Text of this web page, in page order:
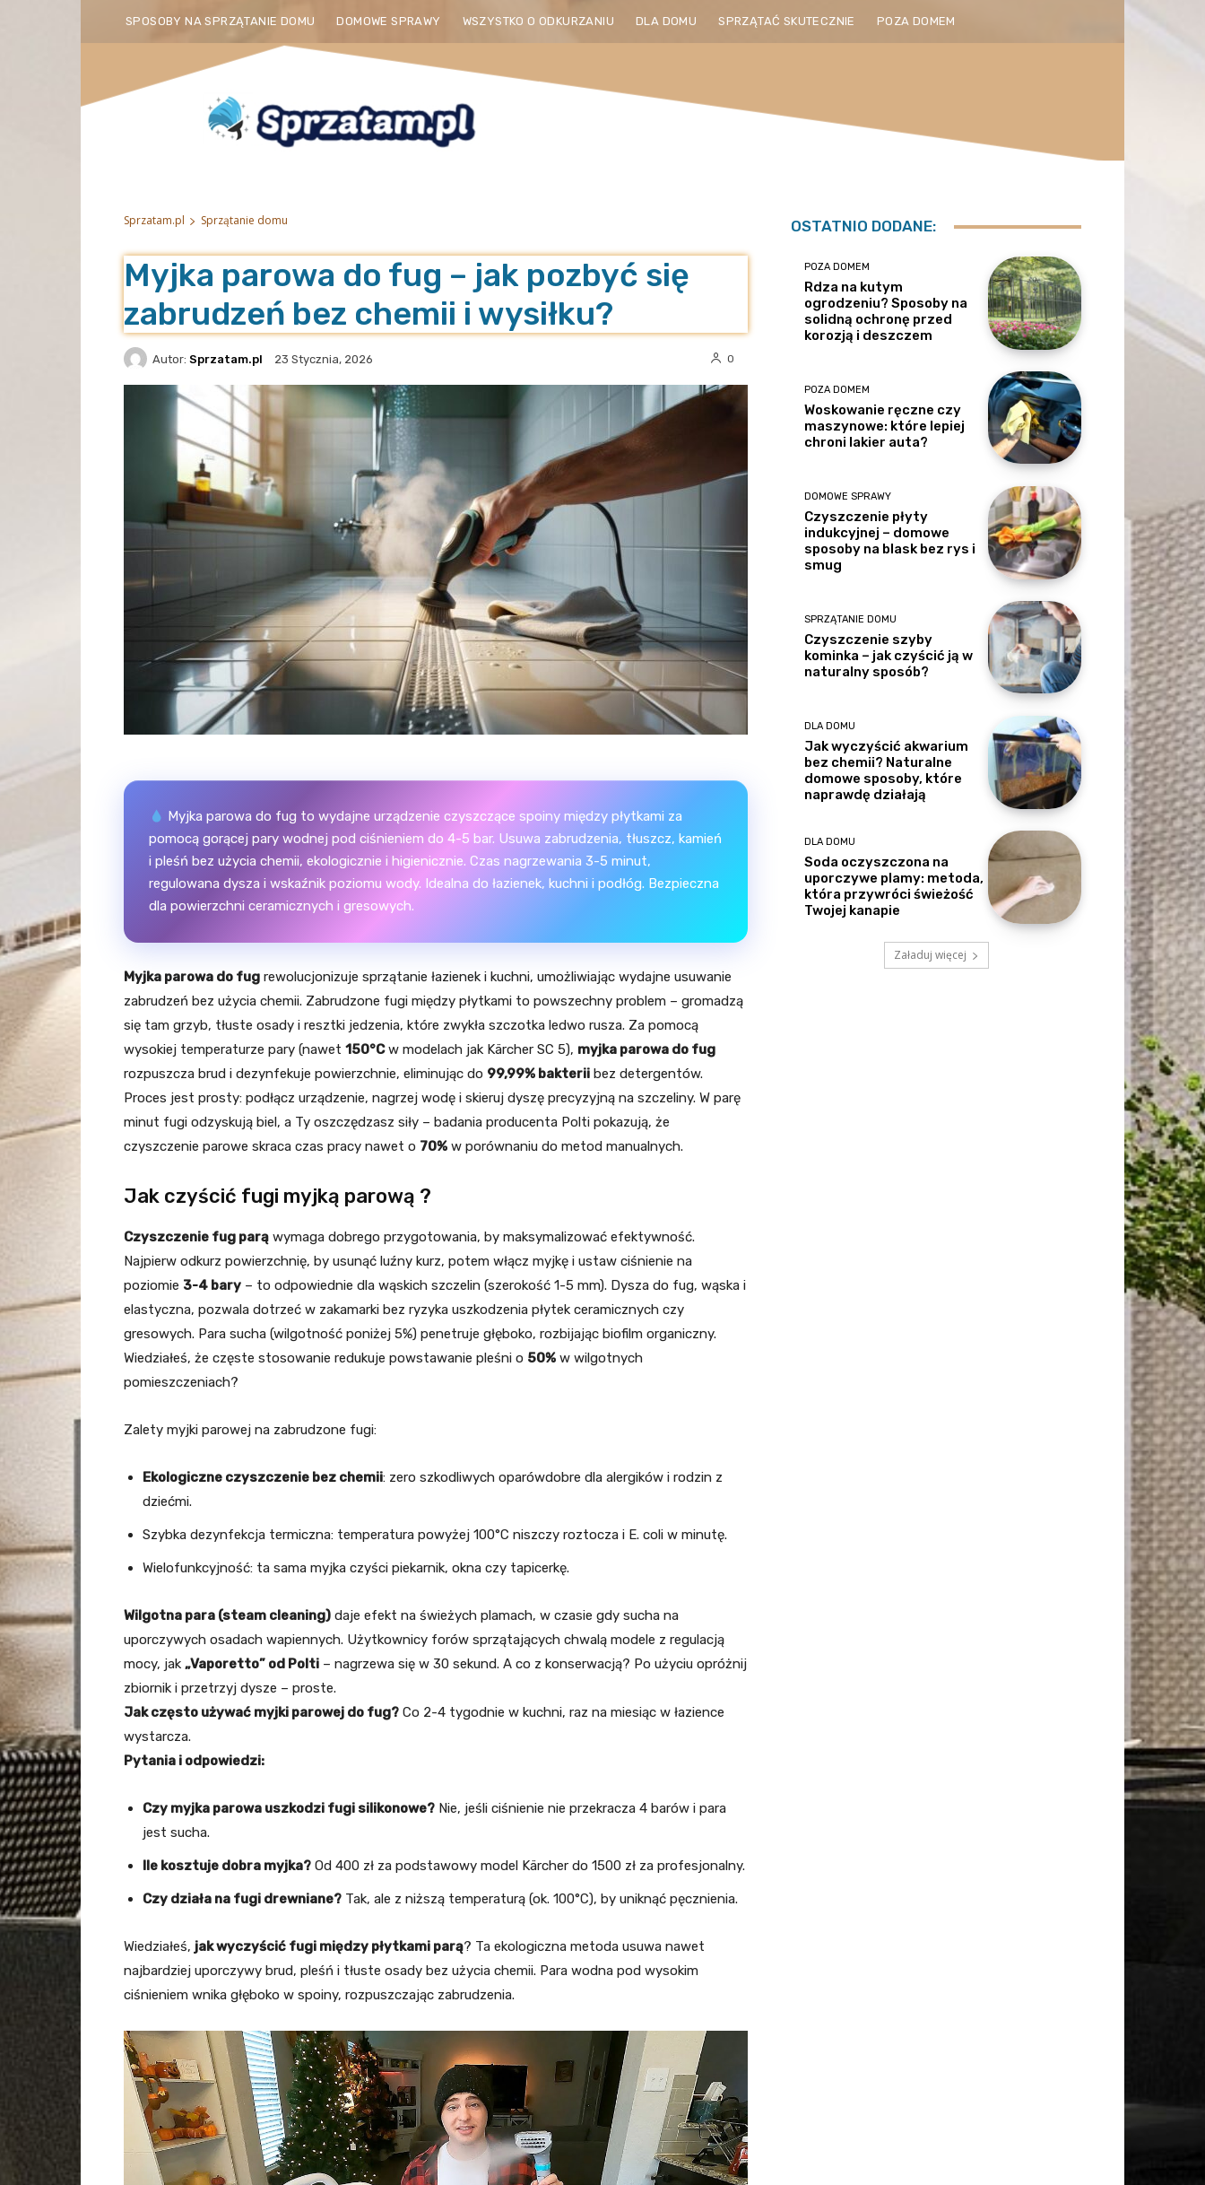
SPOSOBY NA SPRZĄTANIE DOMU DOMOWE SPRAWY WSZYSTKO O ODKURZANIU DLA DOMU SPRZĄTAĆ SKUTECZNIE POZA DOMEM
Sprzatam.pl Sprzątanie domu
Myjka parowa do fug – jak pozbyć się
zabrudzeń bez chemii i wysiłku?
Autor: Sprzatam.pl 23 Stycznia, 2026 0
Myjka parowa do fug to wydajne urządzenie czyszczące spoiny między płytkami za
pomocą gorącej pary wodnej pod ciśnieniem do 4-5 bar. Usuwa zabrudzenia, tłuszcz, kamień
i pleśń bez użycia chemii, ekologicznie i higienicznie. Czas nagrzewania 3-5 minut,
regulowana dysza i wskaźnik poziomu wody. Idealna do łazienek, kuchni i podłóg. Bezpieczna
dla powierzchni ceramicznych i gresowych.
Myjka parowa do fug rewolucjonizuje sprzątanie łazienek i kuchni, umożliwiając wydajne usuwanie
zabrudzeń bez użycia chemii. Zabrudzone fugi między płytkami to powszechny problem – gromadzą
się tam grzyb, tłuste osady i resztki jedzenia, które zwykła szczotka ledwo rusza. Za pomocą
wysokiej temperaturze pary (nawet 150°Cw modelach jak Kärcher SC 5), myjka parowa do fug
rozpuszcza brud i dezynfekuje powierzchnie, eliminując do 99,99% bakterii bez detergentów.
Proces jest prosty: podłącz urządzenie, nagrzej wodę i skieruj dyszę precyzyjną na szczeliny. W parę
minut fugi odzyskują biel, a Ty oszczędzasz siły – badania producenta Polti pokazują, że
czyszczenie parowe skraca czas pracy nawet o 70% w porównaniu do metod manualnych.
Jak czyścić fugi myjką parową ?
Czyszczenie fug parą wymaga dobrego przygotowania, by maksymalizować efektywność.
Najpierw odkurz powierzchnię, by usunąć luźny kurz, potem włącz myjkę i ustaw ciśnienie na
poziomie 3-4 bary – to odpowiednie dla wąskich szczelin (szerokość 1-5 mm). Dysza do fug, wąska i
elastyczna, pozwala dotrzeć w zakamarki bez ryzyka uszkodzenia płytek ceramicznych czy
gresowych. Para sucha (wilgotność poniżej 5%) penetruje głęboko, rozbijając biofilm organiczny.
Wiedziałeś, że częste stosowanie redukuje powstawanie pleśni o 50% w wilgotnych
pomieszczeniach?
Zalety myjki parowej na zabrudzone fugi:
Ekologiczne czyszczenie bez chemii: zero szkodliwych oparówdobre dla alergików i rodzin z
dziećmi.
Szybka dezynfekcja termiczna: temperatura powyżej 100°C niszczy roztocza i E. coli w minutę.
Wielofunkcyjność: ta sama myjka czyści piekarnik, okna czy tapicerkę.
Wilgotna para (steam cleaning) daje efekt na świeżych plamach, w czasie gdy sucha na
uporczywych osadach wapiennych. Użytkownicy forów sprzątających chwalą modele z regulacją
mocy, jak „Vaporetto” od Polti – nagrzewa się w 30 sekund. A co z konserwacją? Po użyciu opróżnij
zbiornik i przetrzyj dysze – proste.
Jak często używać myjki parowej do fug? Co 2-4 tygodnie w kuchni, raz na miesiąc w łazience
wystarcza.
Pytania i odpowiedzi:
Czy myjka parowa uszkodzi fugi silikonowe? Nie, jeśli ciśnienie nie przekracza 4 barów i para
jest sucha.
Ile kosztuje dobra myjka? Od 400 zł za podstawowy model Kärcher do 1500 zł za profesjonalny.
Czy działa na fugi drewniane? Tak, ale z niższą temperaturą (ok. 100°C), by uniknąć pęcznienia.
Wiedziałeś, jak wyczyścić fugi między płytkami parą? Ta ekologiczna metoda usuwa nawet
najbardziej uporczywy brud, pleśń i tłuste osady bez użycia chemii. Para wodna pod wysokim
ciśnieniem wnika głęboko w spoiny, rozpuszczając zabrudzenia.
OSTATNIO DODANE:
POZA DOMEM
Rdza na kutym
ogrodzeniu? Sposoby na
solidną ochronę przed
korozją i deszczem
POZA DOMEM
Woskowanie ręczne czy
maszynowe: które lepiej
chroni lakier auta?
DOMOWE SPRAWY
Czyszczenie płyty
indukcyjnej – domowe
sposoby na blask bez rys i
smug
SPRZĄTANIE DOMU
Czyszczenie szyby
kominka – jak czyścić ją w
naturalny sposób?
DLA DOMU
Jak wyczyścić akwarium
bez chemii? Naturalne
domowe sposoby, które
naprawdę działają
DLA DOMU
Soda oczyszczona na
uporczywe plamy: metoda,
która przywróci świeżość
Twojej kanapie
Załaduj więcej